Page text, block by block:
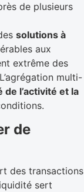
de plusieurs
solutions à
aux
extrême des
multi-
l’activité et la
de
des transactions
sert